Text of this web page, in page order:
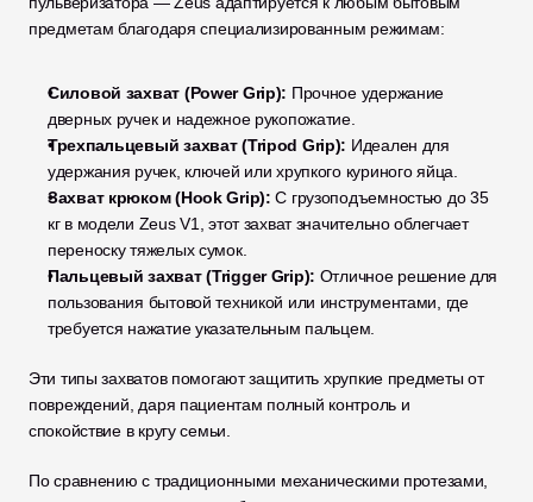
предметам благодаря специализированным режимам:
Силовой захват (Power Grip): Прочное удержание
дверных ручек и надежное рукопожатие.
Трехпальцевый захват (Tripod Grip): Идеален для
удержания ручек, ключей или хрупкого куриного яйца.
Захват крюком (Hook Grip): С грузоподъемностью до 35
кг в модели Zeus V1, этот захват значительно облегчает
переноску тяжелых сумок.
Пальцевый захват (Trigger Grip): Отличное решение для
пользования бытовой техникой или инструментами, где
требуется нажатие указательным пальцем.
Эти типы захватов помогают защитить хрупкие предметы от
повреждений, даря пациентам полный контроль и
спокойствие в кругу семьи.
По сравнению с традиционными механическими протезами,